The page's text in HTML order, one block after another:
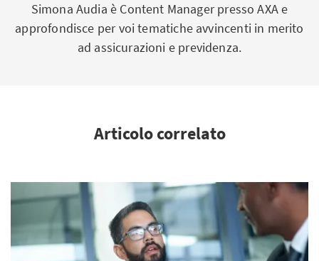
Simona Audia è Content Manager presso AXA e
approfondisce per voi tematiche avvincenti in merito
ad assicurazioni e previdenza.
Articolo correlato